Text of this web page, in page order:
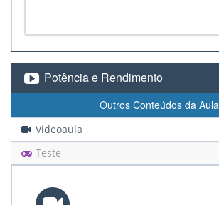
Potência e Rendimento
Outros Conteúdos da Aula
Videoaula
Teste